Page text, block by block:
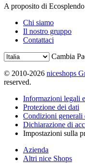
A proposito di Ecosplendo
Chi siamo
Il nostro gruppo
Contattaci
Cambia
© 2010-2026 niceshops
reserved.
Informazioni legali
Protezione dei dati
Condizioni generali
Dichiarazione di
Impostazioni sulla
Azienda
Altri nice Shops